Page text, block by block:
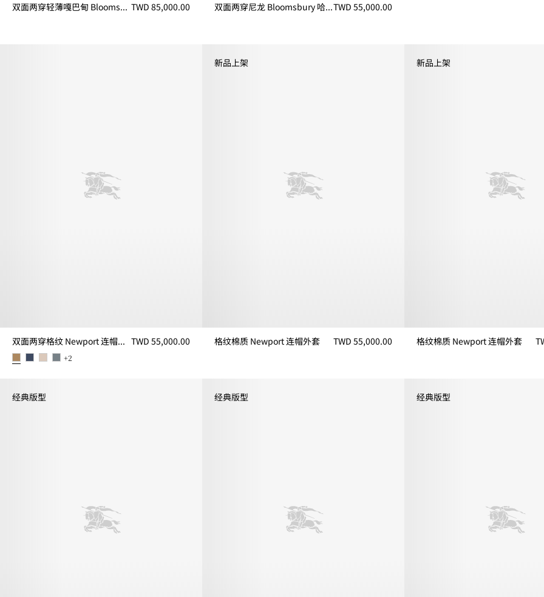
双面两穿轻薄嘎巴甸 Bloomsbury 哈林顿外套 TWD 85,000.00
双面两穿尼龙 Bloomsbury 哈林顿外套TWD 55,000.00
双面两穿格纹 Newport 连帽外套 TWD 55,000.00
+2
新品上架
格纹棉质 Newport 连帽外套
TWD 55,000.00
新品上架
格纹棉质 Newport 连帽外套
经典版型 经典版型 经典版型